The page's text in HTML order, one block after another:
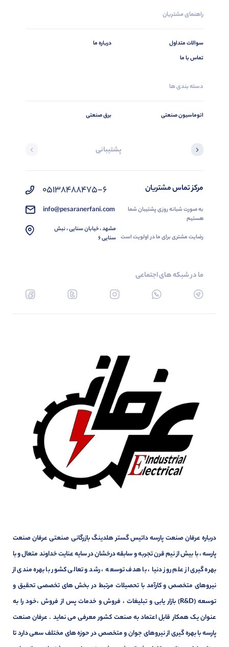
راهنمای مشتریان
سوالات متداول
تماس با ما
درباره ما
دسته بندی ها
اتوماسیون صنعتی برق صنعتی
پشتیبانی
مرکز تماس مشتریان
به صورت شبانه روزی پشتیبان شما
هستیم
رضایت مشتری برای ما در اولویت است
05138488475-6
info@pesaranerfani.com
مشهد ، خیابان سنایی ، نبش
سنایی 6
ما در شبکه های اجتماعی
درباره عرفان صنعت پارسه داتیس گستر هلدینگ بازرگانی صنعتی عرفان صنعت
پارسه ، با بیش از نیم قرن تجربه و سابقه درخشان در سایه عنایت خداوند متعال و با
بهره گیری از علم روز دنیا ، با هدف توسعه ، رشد و تعالی کشور با بهره مندی از
نیروهای متخصص و کارآمد با تحصیلات مرتبط در بخش های تخصصی تحقیق و
توسعه (R&D) بازار یابی و تبلیغات ، فروش و خدمات پس از فروش ،خود را به
عنوان یک همکار قابل اعتماد به صنعت کشور معرفی می نماید . عرفان صنعت
پارسه با بهره گیری از نیروهای جوان و متخصص در حوزه های مختلف سعی دارد تا